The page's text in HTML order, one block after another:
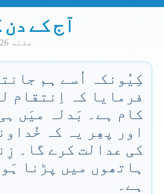
آج کے
هفته 26. ستمبر 2026
کِیُونکہ اُسے ہم
فرمایا کہ اِنتقام
کام ہے۔ بَدلہ میَں
اور پھِر یہ کہ
کی عدالت کرے گا۔
ہاتھوں میں پڑنا
ہے۔